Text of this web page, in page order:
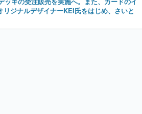
リジナルデザイナーKEI氏をはじめ、さいと